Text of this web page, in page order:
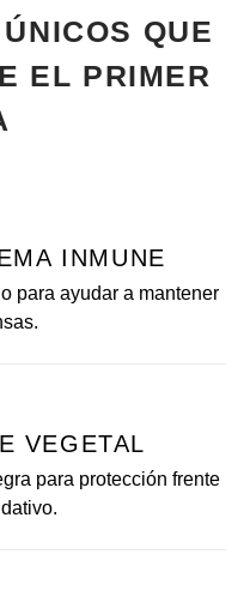
QUE
EL PRIMER
INMUNE
para ayudar a mantener
VEGETAL
para protección frente